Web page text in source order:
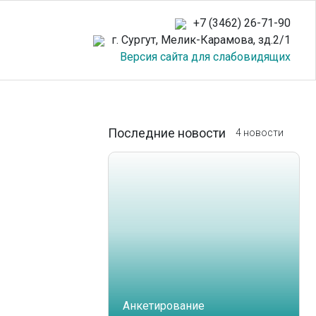
+7 (3462) 26-71-90
г. Сургут, Мелик-Карамова, зд.2/1
Версия сайта для слабовидящих
Последние новости 4 новости
Анкетирование